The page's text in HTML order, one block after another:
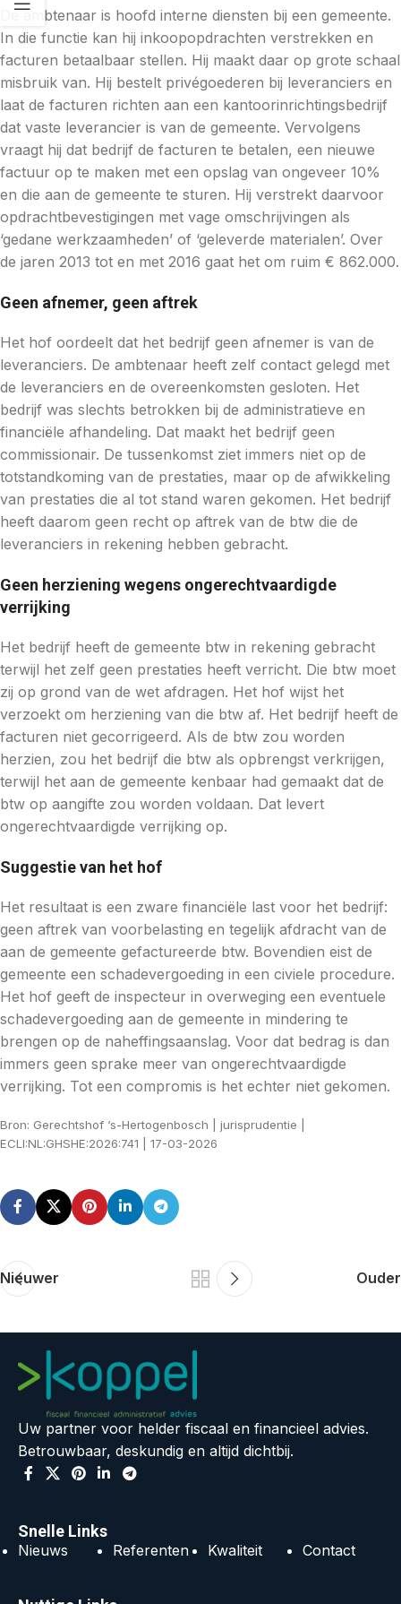
De ambtenaar is hoofd interne diensten bij een gemeente.
In die functie kan hij inkoopopdrachten verstrekken en
facturen betaalbaar stellen. Hij maakt daar op grote schaal
misbruik van. Hij bestelt privégoederen bij leveranciers en
laat de facturen richten aan een kantoorinrichtingsbedrijf
dat vaste leverancier is van de gemeente. Vervolgens
vraagt hij dat bedrijf de facturen te betalen, een nieuwe
factuur op te maken met een opslag van ongeveer 10%
en die aan de gemeente te sturen. Hij verstrekt daarvoor
opdrachtbevestigingen met vage omschrijvingen als
‘gedane werkzaamheden’ of ‘geleverde materialen’. Over
de jaren 2013 tot en met 2016 gaat het om ruim € 862.000.
Geen afnemer, geen aftrek
Het hof oordeelt dat het bedrijf geen afnemer is van de
leveranciers. De ambtenaar heeft zelf contact gelegd met
de leveranciers en de overeenkomsten gesloten. Het
bedrijf was slechts betrokken bij de administratieve en
financiële afhandeling. Dat maakt het bedrijf geen
commissionair. De tussenkomst ziet immers niet op de
totstandkoming van de prestaties, maar op de afwikkeling
van prestaties die al tot stand waren gekomen. Het bedrijf
heeft daarom geen recht op aftrek van de btw die de
leveranciers in rekening hebben gebracht.
Geen herziening wegens ongerechtvaardigde
verrijking
Het bedrijf heeft de gemeente btw in rekening gebracht
terwijl het zelf geen prestaties heeft verricht. Die btw moet
zij op grond van de wet afdragen. Het hof wijst het
verzoekt om herziening van die btw af. Het bedrijf heeft de
facturen niet gecorrigeerd. Als de btw zou worden
herzien, zou het bedrijf die btw als opbrengst verkrijgen,
terwijl het aan de gemeente kenbaar had gemaakt dat de
btw op aangifte zou worden voldaan. Dat levert
ongerechtvaardigde verrijking op.
Suggestie van het hof
Het resultaat is een zware financiële last voor het bedrijf:
geen aftrek van voorbelasting en tegelijk afdracht van de
aan de gemeente gefactureerde btw. Bovendien eist de
gemeente een schadevergoeding in een civiele procedure.
Het hof geeft de inspecteur in overweging een eventuele
schadevergoeding aan de gemeente in mindering te
brengen op de naheffingsaanslag. Voor dat bedrag is dan
immers geen sprake meer van ongerechtvaardigde
verrijking. Tot een compromis is het echter niet gekomen.
Bron: Gerechtshof ‘s-Hertogenbosch | jurisprudentie |
ECLI:NL:GHSHE:2026:741 | 17-03-2026
Nieuwer Ouder
Uw partner voor helder fiscaal en financieel advies.
Betrouwbaar, deskundig en altijd dichtbij.
Snelle Links
Nieuws Referenten Kwaliteit Contact